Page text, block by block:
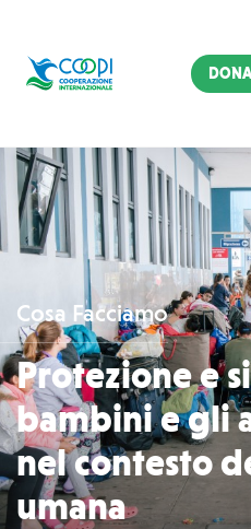
Cosa Facciamo
Protezione e
bambini e gli
nel contesto
umana